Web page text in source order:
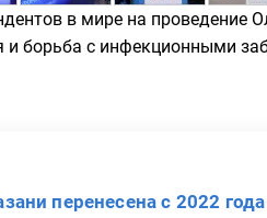
в мире на проведение
и борьба с инфекционными
перенесена с 2022